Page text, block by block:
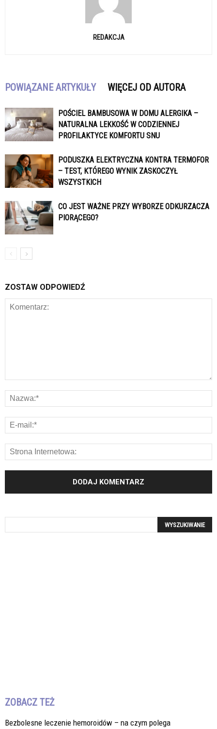
REDAKCJA
POWIĄZANE ARTYKUŁY WIĘCEJ OD AUTORA
POŚCIEL BAMBUSOWA W DOMU ALERGIKA –
NATURALNA LEKKOŚĆ W CODZIENNEJ
PROFILAKTYCE KOMFORTU SNU
PODUSZKA ELEKTRYCZNA KONTRA TERMOFOR
– TEST, KTÓREGO WYNIK ZASKOCZYŁ
WSZYSTKICH
CO JEST WAŻNE PRZY WYBORZE ODKURZACZA
PIORĄCEGO?
ZOSTAW ODPOWIEDŹ
ZOBACZ TEŻ
Bezbolesne leczenie hemoroidów – na czym polega